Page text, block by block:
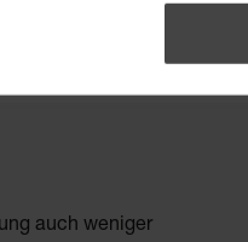
mitgestalten möchtest
unterstützen möchtest
auch weniger